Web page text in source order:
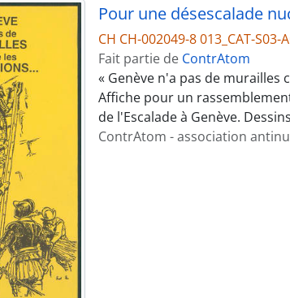
Pour une désescalade
CH CH-002049-8 013_CAT-S03-
Fait partie de ContrAtom
« Genève n'a pas de murailles
Affiche pour un
de l'Escalade à Genève.
ContrAtom - association